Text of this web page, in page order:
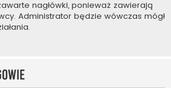
nagłówki, ponieważ zawierają
Administrator będzie wówczas mógł